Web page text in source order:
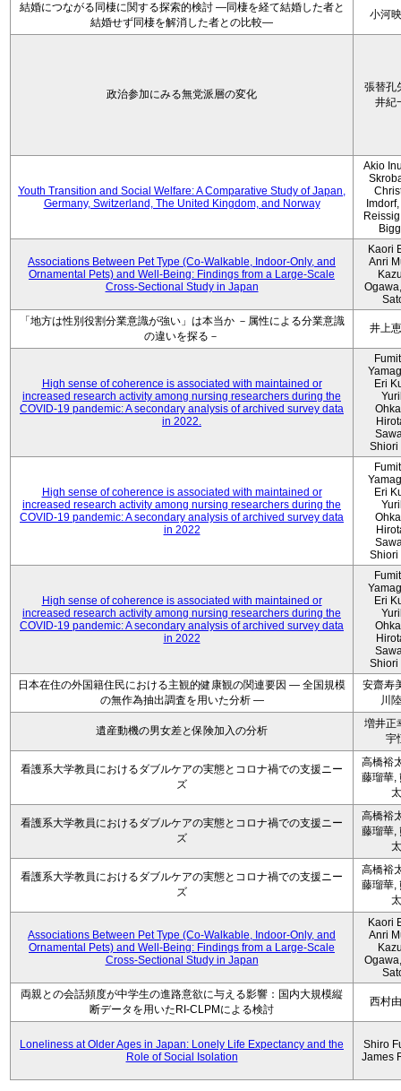
結婚につながる同棲に関する探索的検討 ―同棲を経て結婚した者と
結婚せず同棲を解消した者との比較―
小河
政治参加にみる無党派層の変化
張替孔
井紀
Youth Transition and Social Welfare: A Comparative Study of Japan,
Germany, Switzerland, The United Kingdom, and Norway
Akio
Associations Between Pet Type (Co-Walkable, Indoor-Only, and
Ornamental Pets) and Well-Being: Findings from a Large-Scale
Cross-Sectional Study in Japan
Kaori
Anri
「地方は性別役割分業意識が強い」は本当か －属性による分業意識
の違いを探る－
井上
High sense of coherence is associated with maintained or
increased research activity among nursing researchers during the
COVID-19 pandemic: A secondary analysis of archived survey data
in 2022.
Eri
Shiori
High sense of coherence is associated with maintained or
increased research activity among nursing researchers during the
COVID-19 pandemic: A secondary analysis of archived survey data
in 2022
Eri
Shiori
High sense of coherence is associated with maintained or
increased research activity among nursing researchers during the
COVID-19 pandemic: A secondary analysis of archived survey data
in 2022
Eri
Shiori
日本在住の外国籍住民における主観的健康観の関連要因 ― 全国規模
の無作為抽出調査を用いた分析 ―
安齋寿
川
遺産動機の男女差と保険加入の分析
増井正
宇
看護系大学教員におけるダブルケアの実態とコロナ禍での支援ニー
ズ
高橋裕
藤瑠華,
太
看護系大学教員におけるダブルケアの実態とコロナ禍での支援ニー
ズ
高橋裕
藤瑠華,
太
看護系大学教員におけるダブルケアの実態とコロナ禍での支援ニー
ズ
高橋裕
藤瑠華,
太
Associations Between Pet Type (Co-Walkable, Indoor-Only, and
Ornamental Pets) and Well-Being: Findings from a Large-Scale
Cross-Sectional Study in Japan
Kaori
Anri
両親との会話頻度が中学生の進路意欲に与える影響：国内大規模縦
断データを用いたRI-CLPMによる検討
西村
Loneliness at Older Ages in Japan: Lonely Life Expectancy and the
Role of Social Isolation
Shiro
James